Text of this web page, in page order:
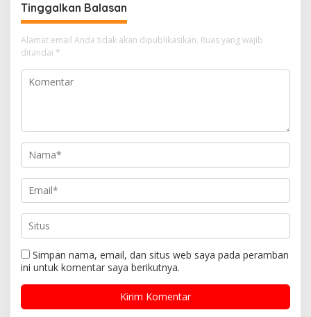
Tinggalkan Balasan
Alamat email Anda tidak akan dipublikasikan. Ruas yang wajib
ditandai *
Simpan nama, email, dan situs web saya pada peramban
ini untuk komentar saya berikutnya.